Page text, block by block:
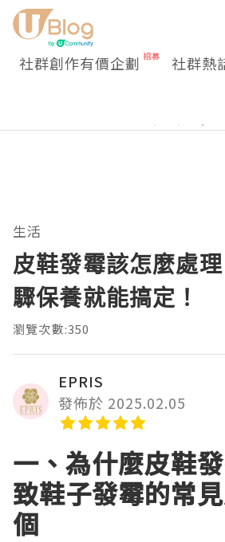
社群創作有價企劃 社群熱
生活
皮鞋發霉該怎麼處
驟保養就能搞定！
瀏覽次數:350
EPRIS
發佈於 2025.02.05
一、為什麼皮鞋
致鞋子發霉的常
個